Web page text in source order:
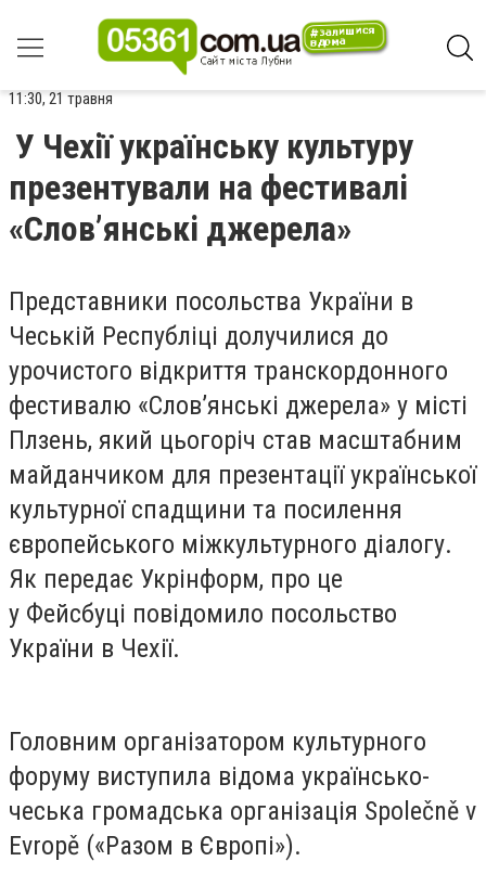
11:30, 21 травня
У Чехії українську культуру
презентували на фестивалі
«Слов’янські джерела»
Представники посольства України в
Чеській Республіці долучилися до
урочистого відкриття транскордонного
фестивалю «Слов’янські джерела» у місті
Плзень, який цьогоріч став масштабним
майданчиком для презентації української
культурної спадщини та посилення
європейського міжкультурного діалогу.
Як передає Укрінформ, про це
у Фейсбуці повідомило посольство
України в Чехії.
Головним організатором культурного
форуму виступила відома українсько-
чеська громадська організація Společně v
Evropě («Разом в Європі»).